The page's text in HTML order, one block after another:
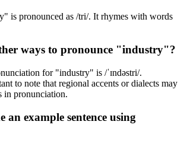
is pronounced as /tri/. It rhymes with words
ways to pronounce "industry"?
for "industry" is /ˈɪndəstri/.
to note that regional accents or dialects may
in pronunciation.
an example sentence using